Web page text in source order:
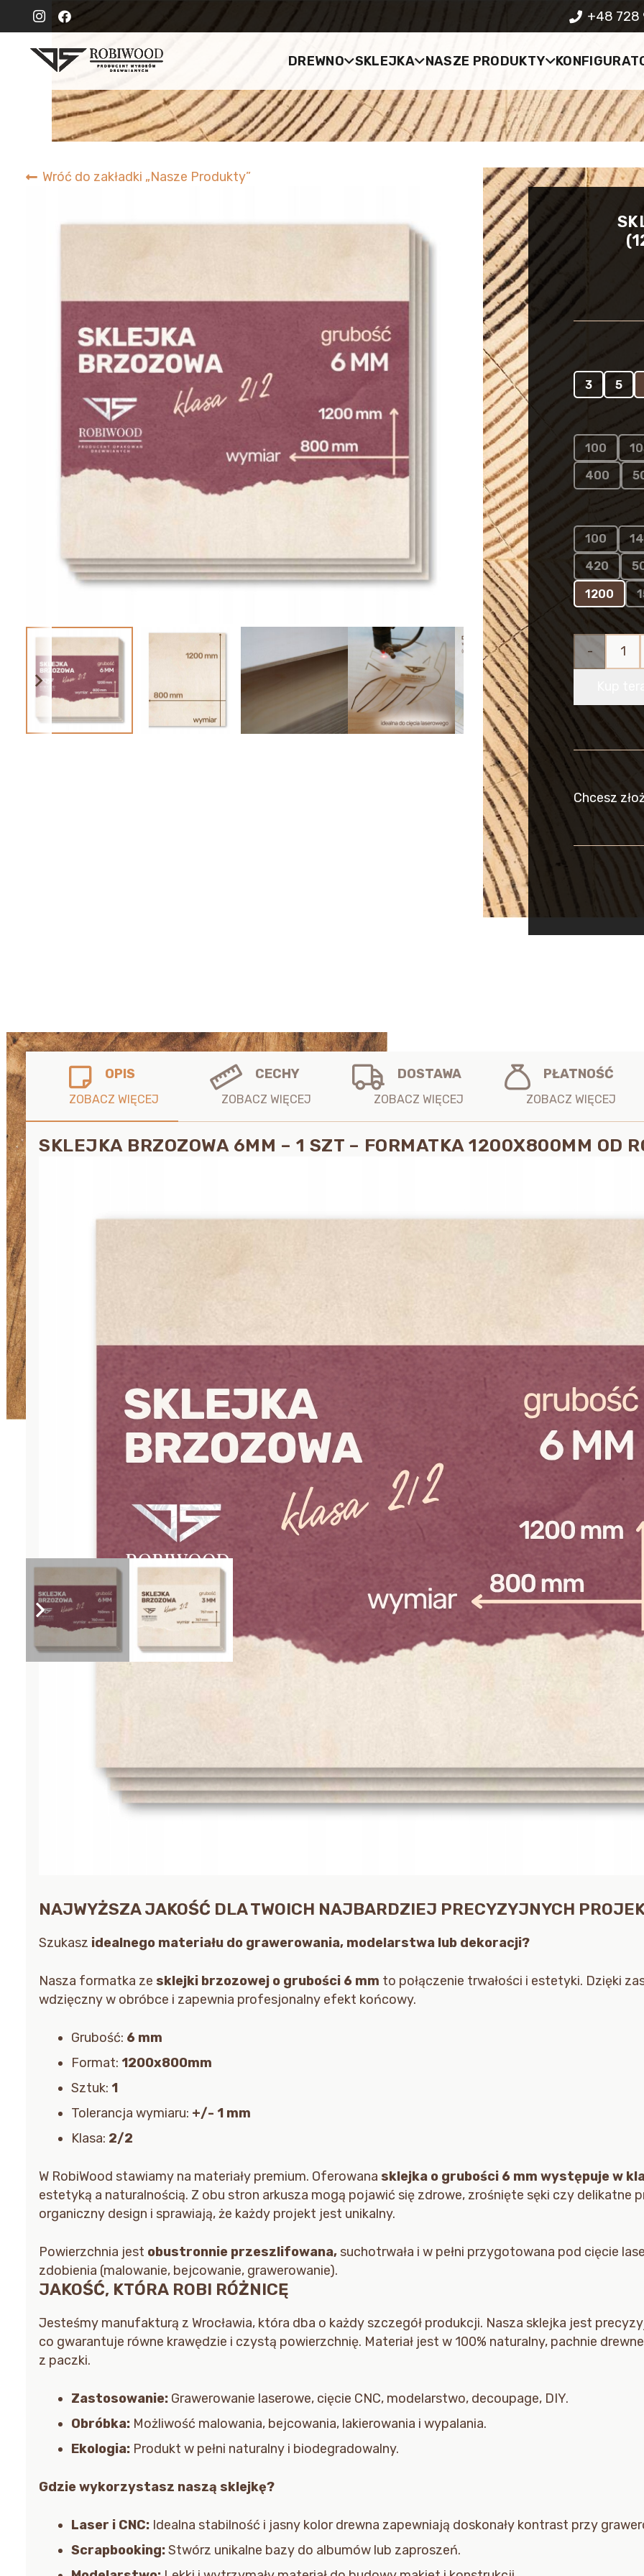
+48 728
DREWNO SKLEJKA NASZE PRODUKTY
Wróć do zakładki „Nasze Produkty”
3 5
100
400
100
420
1200
ilość
Brzozowa
do Lasera
mm)
RobiWood
Chcesz
OPIS CECHY DOSTAWA PŁATNOŚĆ
SKLEJKA BRZOZOWA 6MM – 1 SZT – FORMATKA 1200X800MM OD
NAJWYŻSZA JAKOŚĆ DLA TWOICH NAJBARDZIEJ PRECYZYJNYCH
Szukasz idealnego materiału do grawerowania, modelarstwa lub dekoracji?
Nasza formatka ze sklejki brzozowej o grubości 6 mm to połączenie trwałości i estetyki. Dzięki
wdzięczny w obróbce i zapewnia profesjonalny efekt końcowy.
Grubość: 6 mm
Format: 1200x800mm
Sztuk: 1
Tolerancja wymiaru: +/- 1 mm
Klasa: 2/2
W RobiWood stawiamy na materiały premium. Oferowana sklejka o grubości 6 mm występuje w
estetyką a naturalnością. Z obu stron arkusza mogą pojawić się zdrowe, zrośnięte sęki czy delikatne
organiczny design i sprawiają, że każdy projekt jest unikalny.
Powierzchnia jest obustronnie przeszlifowana,suchotrwała i w pełni przygotowana pod cięcie
zdobienia (malowanie, bejcowanie, grawerowanie).
JAKOŚĆ, KTÓRA ROBI RÓŻNICĘ
Jesteśmy manufakturą z Wrocławia, która dba o każdy szczegół produkcji. Nasza sklejka jest
co gwarantuje równe krawędzie i czystą powierzchnię. Materiał jest w 100% naturalny, pachnie
z paczki.
Zastosowanie: Grawerowanie laserowe, cięcie CNC, modelarstwo, decoupage, DIY.
Obróbka: Możliwość malowania, bejcowania, lakierowania i wypalania.
Ekologia: Produkt w pełni naturalny i biodegradowalny.
Gdzie wykorzystasz naszą sklejkę?
Laser i CNC: Idealna stabilność i jasny kolor drewna zapewniają doskonały kontrast przy
Scrapbooking:Stwórz unikalne bazy do albumów lub zaproszeń.